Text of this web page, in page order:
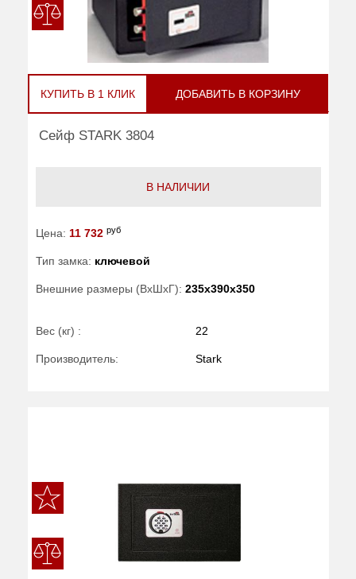
КУПИТЬ В 1 КЛИК ДОБАВИТЬ В КОРЗИНУ
Сейф STARK 3804
В НАЛИЧИИ
Цена: 11 732 руб
Тип замка: ключевой
Внешние размеры (ВхШхГ): 235x390x350
Вес (кг) : 22
Производитель: Stark